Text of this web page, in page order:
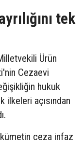
tek
Ürün
Cezaevi
hukuk
ilkeleri açısından
ceza infaz